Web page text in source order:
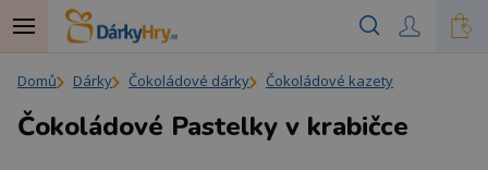
Domů Dárky Čokoládové dárky Čokoládové kazety
Čokoládové Pastelky v krabičce